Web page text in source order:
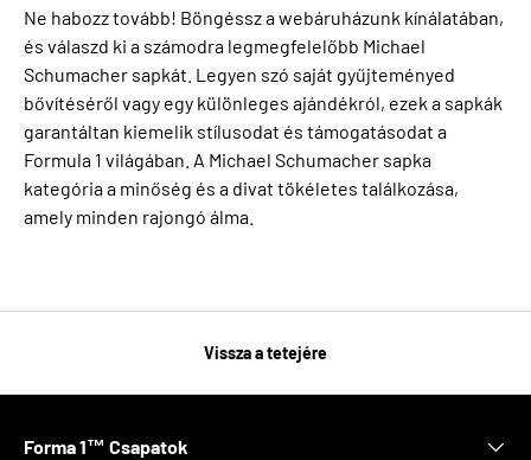
Ne habozz tovább! Böngéssz a webáruházunk kínálatában,
és válaszd ki a számodra legmegfelelőbb Michael
Schumacher sapkát. Legyen szó saját gyűjteményed
bővítéséről vagy egy különleges ajándékról, ezek a sapkák
garantáltan kiemelik stílusodat és támogatásodat a
Formula 1 világában. A Michael Schumacher sapka
kategória a minőség és a divat tökéletes találkozása,
amely minden rajongó álma.
Vissza a tetejére
Forma 1™ Csapatok